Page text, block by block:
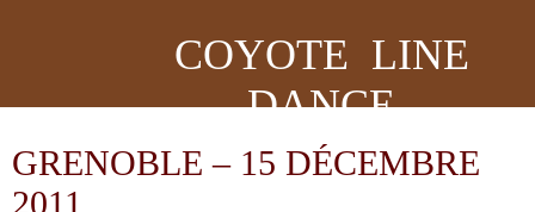
COYOTE LINE
DANCE
GRENOBLE – 15 DÉCEMBRE
2011